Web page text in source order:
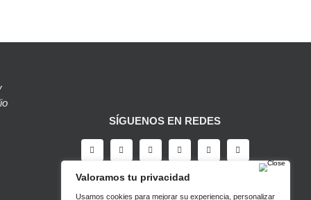
SÍGUENOS EN REDES